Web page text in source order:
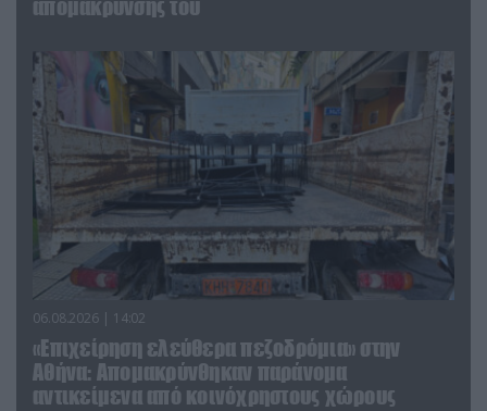
απομάκρυνσής του
06.08.2026 | 14:02
«Επιχείρηση ελεύθερα πεζοδρόμια» στην
Αθήνα: Απομακρύνθηκαν παράνομα
αντικείμενα από κοινόχρηστους χώρους